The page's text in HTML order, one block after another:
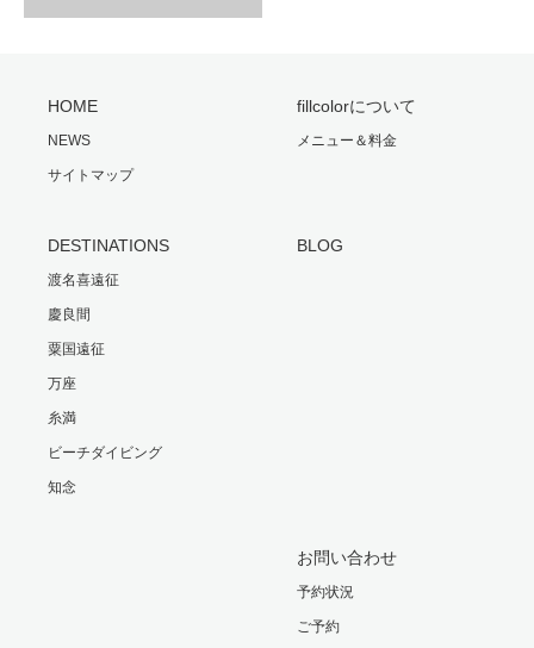
HOME
NEWS
サイトマップ
fillcolorについて
メニュー＆料金
DESTINATIONS
渡名喜遠征
慶良間
粟国遠征
万座
糸満
ビーチダイビング
知念
BLOG
お問い合わせ
予約状況
ご予約